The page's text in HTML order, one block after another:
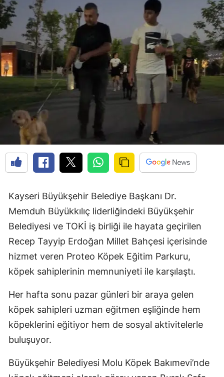
Kayseri Büyükşehir Belediye Başkanı Dr.
Memduh Büyükkılıç liderliğindeki Büyükşehir
Belediyesi ve TOKİ iş birliği ile hayata geçirilen
Recep Tayyip Erdoğan Millet Bahçesi içerisinde
hizmet veren Proteo Köpek Eğitim Parkuru,
köpek sahiplerinin memnuniyeti ile karşılaştı.
Her hafta sonu pazar günleri bir araya gelen
köpek sahipleri uzman eğitmen eşliğinde hem
köpeklerini eğitiyor hem de sosyal aktivitelerle
buluşuyor.
Büyükşehir Belediyesi Molu Köpek Bakımevi’nde